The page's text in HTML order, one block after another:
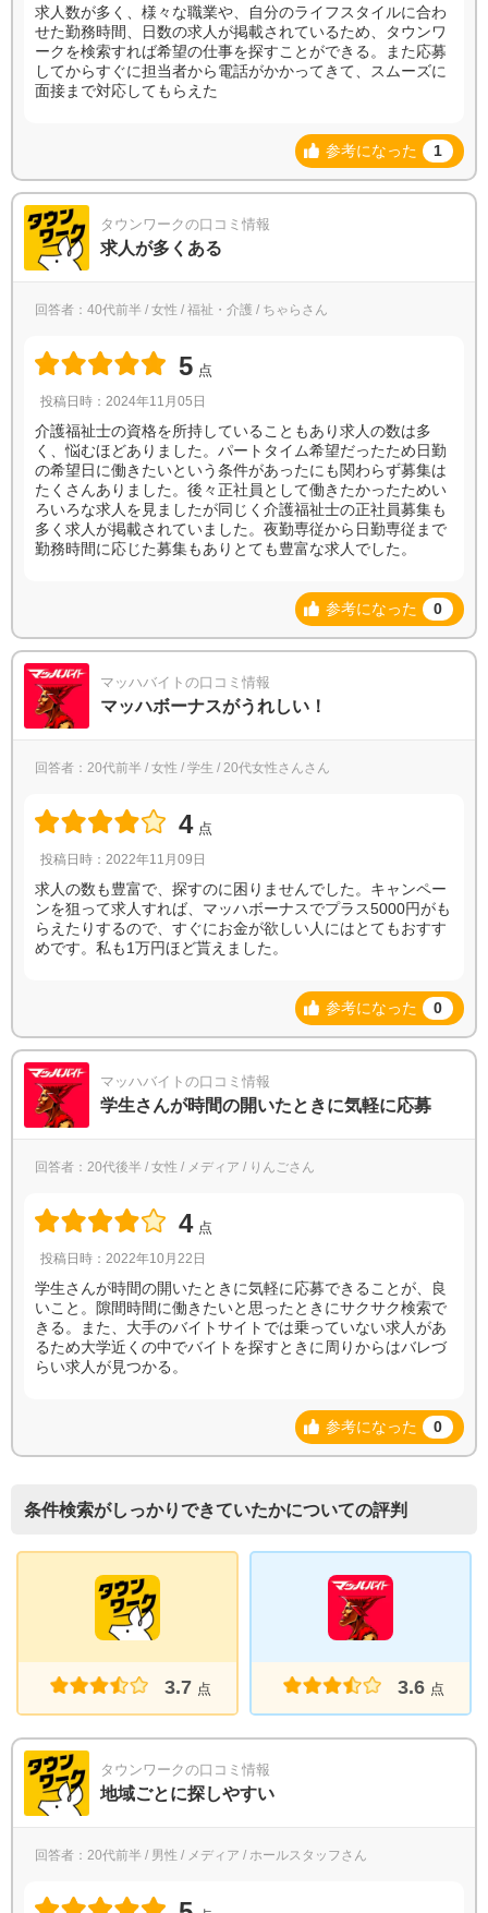
求人数が多く、様々な職業や、自分のライフスタイルに合わ
せた勤務時間、日数の求人が掲載されているため、タウンワ
ークを検索すれば希望の仕事を探すことができる。また応募
してからすぐに担当者から電話がかかってきて、スムーズに
面接まで対応してもらえた
参考になった 1
タウンワークの口コミ情報
求人が多くある
回答者：40代前半 / 女性 / 福祉・介護 / ちゃらさん
5 点
投稿日時：2024年11月05日
介護福祉士の資格を所持していることもあり求人の数は多
く、悩むほどありました。パートタイム希望だったため日勤
の希望日に働きたいという条件があったにも関わらず募集は
たくさんありました。後々正社員として働きたかったためい
ろいろな求人を見ましたが同じく介護福祉士の正社員募集も
多く求人が掲載されていました。夜勤専従から日勤専従まで
勤務時間に応じた募集もありとても豊富な求人でした。
参考になった 0
マッハバイトの口コミ情報
マッハボーナスがうれしい！
回答者：20代前半 / 女性 / 学生 / 20代女性さんさん
4 点
投稿日時：2022年11月09日
求人の数も豊富で、探すのに困りませんでした。キャンペー
ンを狙って求人すれば、マッハボーナスでプラス5000円がも
らえたりするので、すぐにお金が欲しい人にはとてもおすす
めです。私も1万円ほど貰えました。
参考になった 0
マッハバイトの口コミ情報
学生さんが時間の開いたときに気軽に応募
回答者：20代後半 / 女性 / メディア / りんごさん
4 点
投稿日時：2022年10月22日
学生さんが時間の開いたときに気軽に応募できることが、良
いこと。隙間時間に働きたいと思ったときにサクサク検索で
きる。また、大手のバイトサイトでは乗っていない求人があ
るため大学近くの中でバイトを探すときに周りからはバレづ
らい求人が見つかる。
参考になった 0
条件検索がしっかりできていたかについての評判
3.7 点 3.6 点
タウンワークの口コミ情報
地域ごとに探しやすい
回答者：20代前半 / 男性 / メディア / ホールスタッフさん